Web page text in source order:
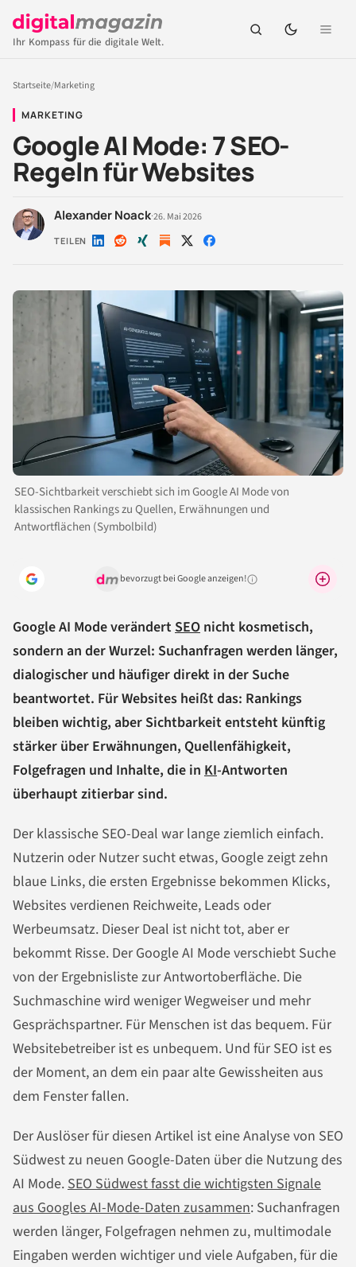
Ihr Kompass für die digitale Welt.
Startseite/Marketing
MARKETING
Google AI Mode: 7 SEO-
Regeln für Websites
Alexander Noack·26. Mai 2026
TEILEN Auf Auf Auf Auf Auf
SEO-Sichtbarkeit verschiebt sich im Google AI Mode von
klassischen Rankings zu Quellen, Erwähnungen und
Antwortflächen (Symbolbild)
bevorzugt bei Google anzeigen!Warum lohnt sich das?
Google AI Mode verändertSEO nicht kosmetisch,
sondern an der Wurzel: Suchanfragen werden länger,
dialogischer und häufiger direkt in der Suche
beantwortet. Für Websites heißt das: Rankings
bleiben wichtig, aber Sichtbarkeit entsteht künftig
stärker über Erwähnungen, Quellenfähigkeit,
Folgefragen und Inhalte, die in KI-Antworten
überhaupt zitierbar sind.
Der klassische SEO-Deal war lange ziemlich einfach.
Nutzerin oder Nutzer sucht etwas, Google zeigt zehn
blaue Links, die ersten Ergebnisse bekommen Klicks,
Websites verdienen Reichweite, Leads oder
Werbeumsatz. Dieser Deal ist nicht tot, aber er
bekommt Risse. Der Google AI Mode verschiebt Suche
von der Ergebnisliste zur Antwortoberfläche. Die
Suchmaschine wird weniger Wegweiser und mehr
Gesprächspartner. Für Menschen ist das bequem. Für
Websitebetreiber ist es unbequem. Und für SEO ist es
der Moment, an dem ein paar alte Gewissheiten aus
dem Fenster fallen.
Der Auslöser für diesen Artikel ist eine Analyse von SEO
Südwest zu neuen Google-Daten über die Nutzung des
AI Mode.SEO Südwest fasst die wichtigsten Signale
aus Googles AI-Mode-Daten zusammen: Suchanfragen
werden länger, Folgefragen nehmen zu, multimodale
Eingaben werden wichtiger und viele Aufgaben, für die